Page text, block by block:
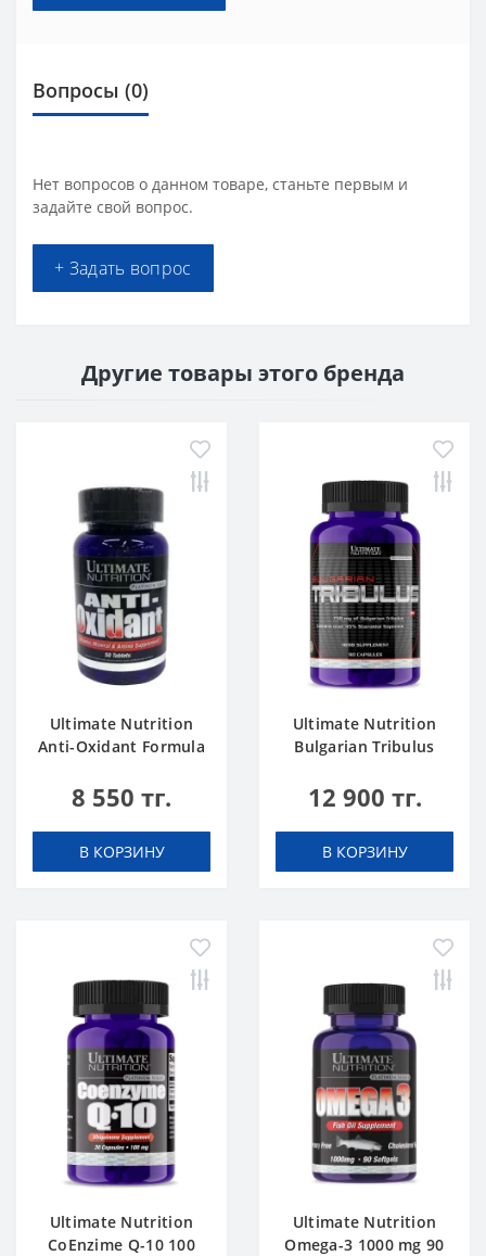
Вопросы (0)
Нет вопросов о данном товаре, станьте первым и
задайте свой вопрос.
+ Задать вопрос
Другие товары этого бренда
Ultimate Nutrition
Anti-Oxidant Formula
8 550 тг.
В КОРЗИНУ
Ultimate Nutrition
Bulgarian Tribulus
12 900 тг.
В КОРЗИНУ
Ultimate Nutrition
CoEnzime Q-10 100
Ultimate Nutrition
Omega-3 1000 mg 90